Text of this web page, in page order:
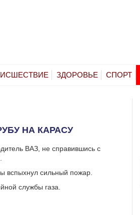
ЗДОРОВЬЕ СПОРТ
НА КАРАСУ
ВАЗ, не справившись с
вспыхнул сильный пожар.
службы газа.